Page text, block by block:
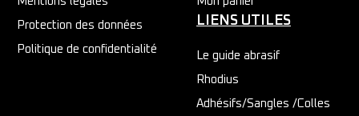
Protection des données
Politique de confidentialité
LIENS UTILES
Le guide abrasif
Rhodius
Adhésifs/Sangles /Colles